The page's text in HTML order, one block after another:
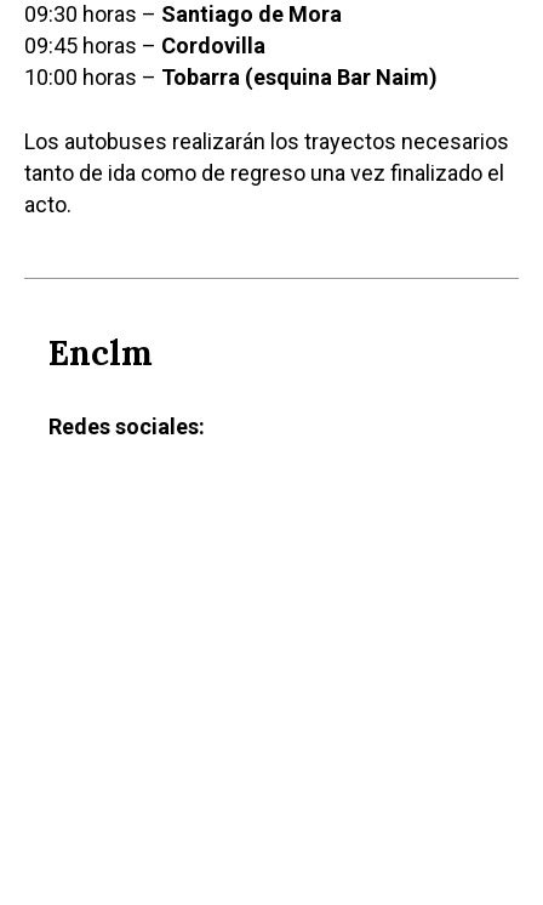
09:30 horas – Santiago de Mora
09:45 horas – Cordovilla
10:00 horas – Tobarra (esquina Bar Naim)
Los autobuses realizarán los trayectos necesarios
tanto de ida como de regreso una vez finalizado el
acto.
Enclm
Redes sociales: